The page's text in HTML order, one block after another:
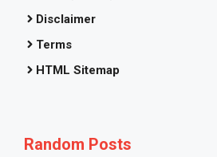
Disclaimer
Terms
HTML Sitemap
Random Posts